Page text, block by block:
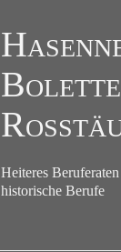
Heiteres
historische Berufe